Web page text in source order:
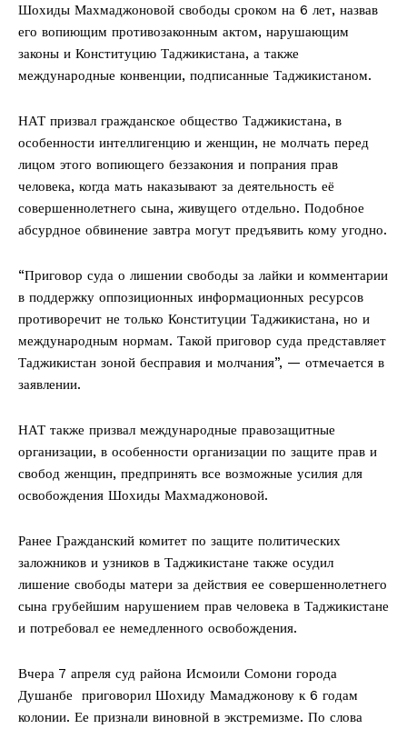
Шохиды Махмаджоновой свободы сроком на 6 лет, назвав
его вопиющим противозаконным актом, нарушающим
законы и Конституцию Таджикистана, а также
международные конвенции, подписанные Таджикистаном.
НАТ призвал гражданское общество Таджикистана, в
особенности интеллигенцию и женщин, не молчать перед
лицом этого вопиющего беззакония и попрания прав
человека, когда мать наказывают за деятельность её
совершеннолетнего сына, живущего отдельно. Подобное
абсурдное обвинение завтра могут предъявить кому угодно.
“Приговор суда о лишении свободы за лайки и комментарии
в поддержку оппозиционных информационных ресурсов
противоречит не только Конституции Таджикистана, но и
международным нормам. Такой приговор суда представляет
Таджикистан зоной бесправия и молчания”, — отмечается в
заявлении.
НАТ также призвал международные правозащитные
организации, в особенности организации по защите прав и
свобод женщин, предпринять все возможные усилия для
освобождения Шохиды Махмаджоновой.
Ранее Гражданский комитет по защите политических
заложников и узников в Таджикистане также осудил
лишение свободы матери за действия ее совершеннолетнего
сына грубейшим нарушением прав человека в Таджикистане
и потребовал ее немедленного освобождения.
Вчера 7 апреля суд района Исмоили Сомони города
Душанбе приговорил Шохиду Мамаджонову к 6 годам
колонии. Ее признали виновной в экстремизме. По слова